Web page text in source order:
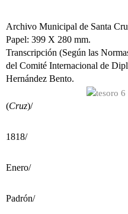
Archivo Municipal de Santa
Papel: 399 X 280 mm.
Transcripción (Según las
del Comité Internacional de
Hernández Bento.
(Cruz)/
1818/
Enero/
Padrón/